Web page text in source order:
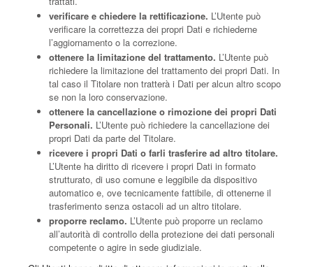
verificare e chiedere la rettificazione. L’Utente può
verificare la correttezza dei propri Dati e richiederne
l’aggiornamento o la correzione.
ottenere la limitazione del trattamento. L’Utente può
richiedere la limitazione del trattamento dei propri Dati. In
tal caso il Titolare non tratterà i Dati per alcun altro scopo
se non la loro conservazione.
ottenere la cancellazione o rimozione dei propri Dati
Personali. L’Utente può richiedere la cancellazione dei
propri Dati da parte del Titolare.
ricevere i propri Dati o farli trasferire ad altro titolare.
L’Utente ha diritto di ricevere i propri Dati in formato
strutturato, di uso comune e leggibile da dispositivo
automatico e, ove tecnicamente fattibile, di ottenerne il
trasferimento senza ostacoli ad un altro titolare.
proporre reclamo. L’Utente può proporre un reclamo
all’autorità di controllo della protezione dei dati personali
competente o agire in sede giudiziale.